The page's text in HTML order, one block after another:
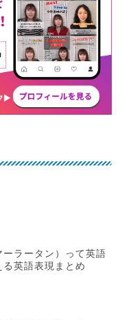
ラータン）って英語
英語表現まとめ